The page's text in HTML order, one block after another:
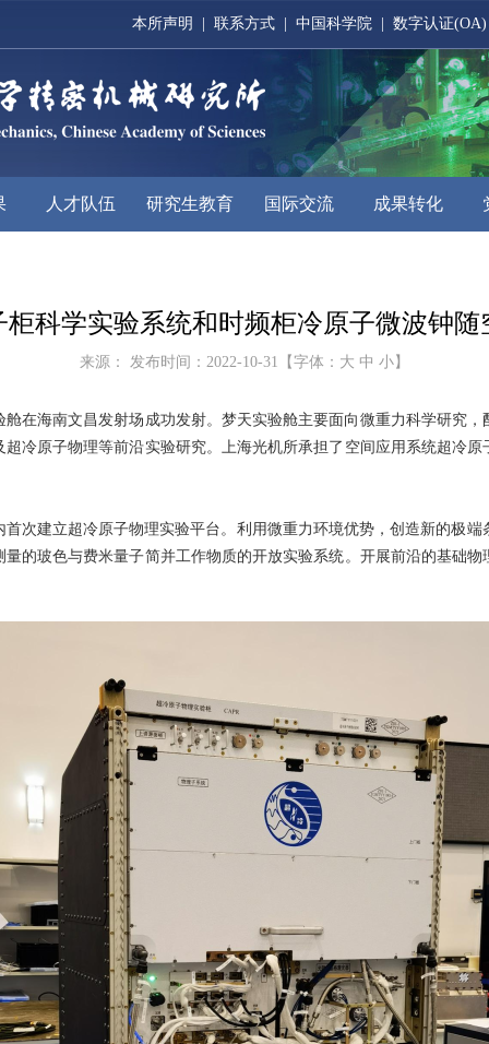
本所声明 联系方式 中国科学院 数字认证(OA)
人才队伍 研究生教育 国际交流 成果转化
科学实验系统和时频柜冷原子微波钟
来源： 发布时间：2022-10-31【字体： 大 中 小 】
海南文昌发射场成功发射。梦天实验舱主要面向微重力科学研究，
冷原子物理等前沿实验研究。上海光机所承担了空间应用系统超冷
建立超冷原子物理实验平台。利用微重力环境优势，创造新的极端
的玻色与费米量子简并工作物质的开放实验系统。开展前沿的基础